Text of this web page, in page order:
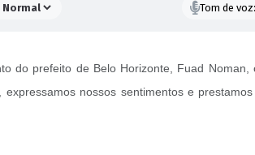
Tom de voz:
do prefeito de Belo Horizonte, Fuad
nossos sentimentos e